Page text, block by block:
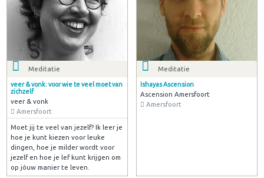
Meditatie
veer & vonk: voor wie te veel moet van
zichzelf
veer & vonk
Amersfoort
Moet jij te veel van jezelf? Ik leer je
hoe je kunt kiezen voor leuke
dingen, hoe je milder wordt voor
jezelf en hoe je lef kunt krijgen om
op jóuw manier te leven.
Meditatie
Ishayas Ascension
Ascension Amersfoort
Amersfoort